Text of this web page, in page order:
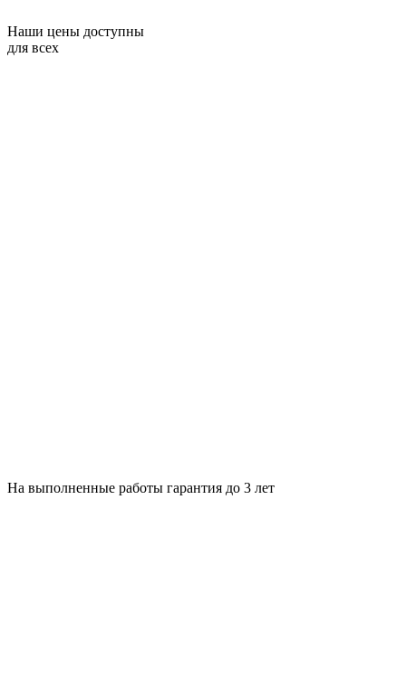
Наши цены доступны
для всех
На выполненные работы гарантия до 3 лет